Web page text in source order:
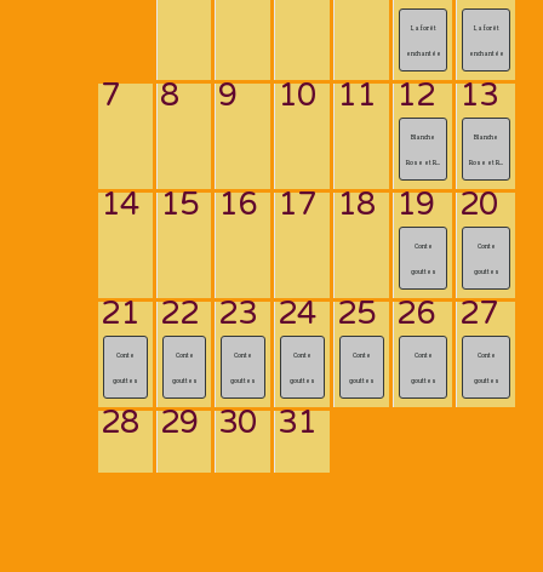
La forêt
enchantée
La forêt
enchantée
7 8 9 10 11 12
Blanche
Rose et R...
13
Blanche
Rose et R...
14 15 16 17 18 19
Conte
gouttes
20
Conte
gouttes
21
Conte
gouttes
22
Conte
gouttes
23
Conte
gouttes
24
Conte
gouttes
25
Conte
gouttes
26
Conte
gouttes
27
Conte
gouttes
28 29 30 31